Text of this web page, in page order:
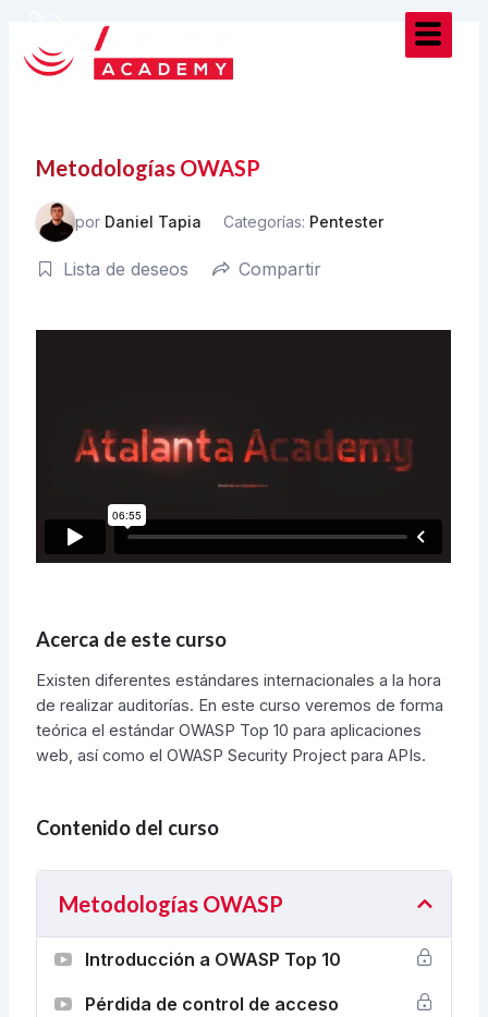
contenido
Metodologías OWASP
por Daniel Tapia Categorías: Pentester
Lista de deseos Compartir
Acerca de este curso
Existen diferentes estándares internacionales a la hora
de realizar auditorías. En este curso veremos de forma
teórica el estándar OWASP Top 10 para aplicaciones
web, así como el OWASP Security Project para APIs.
Contenido del curso
Metodologías OWASP
Introducción a OWASP Top 10
Pérdida de control de acceso